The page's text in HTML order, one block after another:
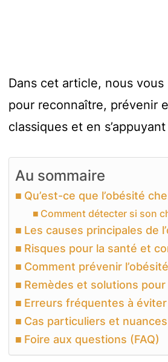
Dans cet article, nous
pour reconnaître, prévenir
classiques et en
Au sommaire
Qu’est-ce que l’obésité
Comment détecter si son
Les causes principales de
Risques pour la santé et
Comment prévenir
Remèdes et solutions
Erreurs fréquentes à éviter
Cas particuliers et
Foire aux questions (FAQ)